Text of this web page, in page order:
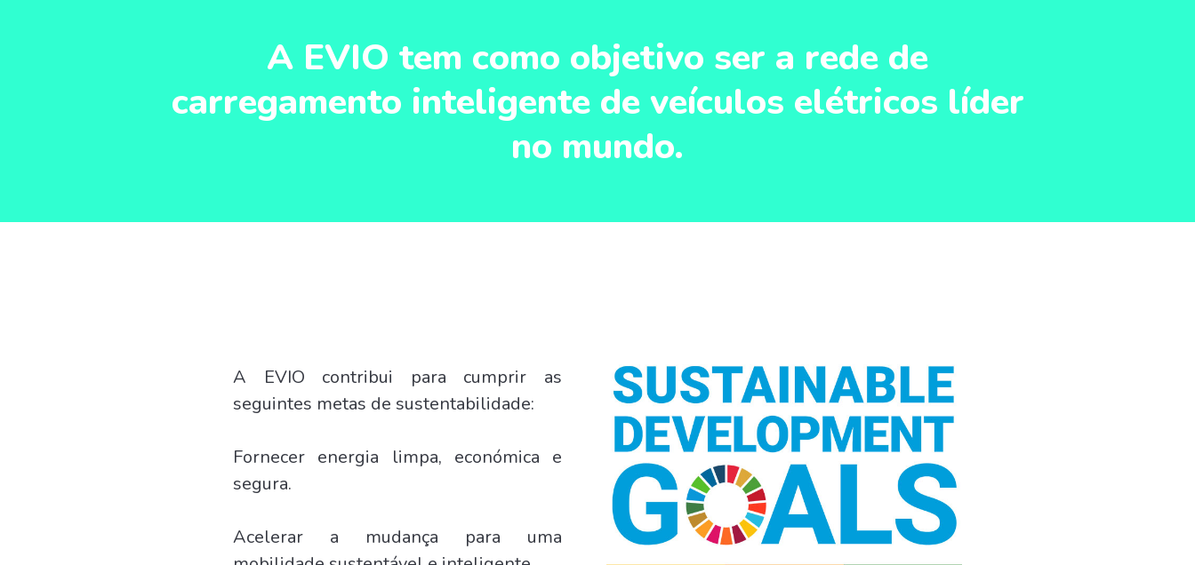
A EVIO tem como objetivo ser a rede de
carregamento inteligente de veículos elétricos líder
no mundo.
A EVIO contribui para cumprir as
seguintes metas de sustentabilidade:
Fornecer energia limpa, económica e
segura.
Acelerar a mudança para uma